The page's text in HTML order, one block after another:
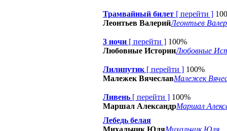
Трамвайный билет [ перейти ]
Леонтьев ВалерийЛеонтьев
3 ночи [ перейти ] 100%
Любовные ИсторииЛюбовные
Лилипутик [ перейти ] 100%
Малежек ВячеславМалежек
Ливень [ перейти ] 100%
Маршал АлександрМаршал
Лебедь белая
Михальчик ЮляМихальчик Юля